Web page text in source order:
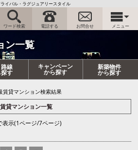
イバル・ラグジュアリースタイル
ワード検索 電話する お問合せ メニュー
ン一覧
線
す
キャンペーン
から探す
新築物件
から探す
賃貸マンション検索結果
貸マンション一覧
表示(1ページ/7ページ)